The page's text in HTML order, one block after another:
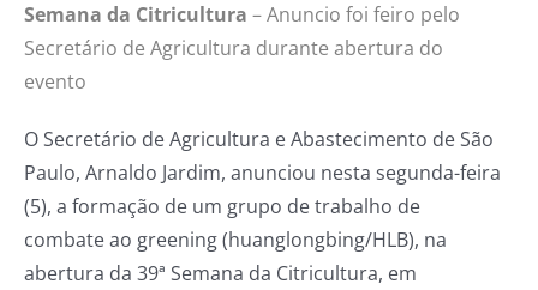
Semana da Citricultura – Anuncio foi feiro pelo
Secretário de Agricultura durante abertura do
evento
O Secretário de Agricultura e Abastecimento de São
Paulo, Arnaldo Jardim, anunciou nesta segunda-feira
(5), a formação de um grupo de trabalho de
combate ao greening (huanglongbing/HLB), na
abertura da 39ª Semana da Citricultura, em